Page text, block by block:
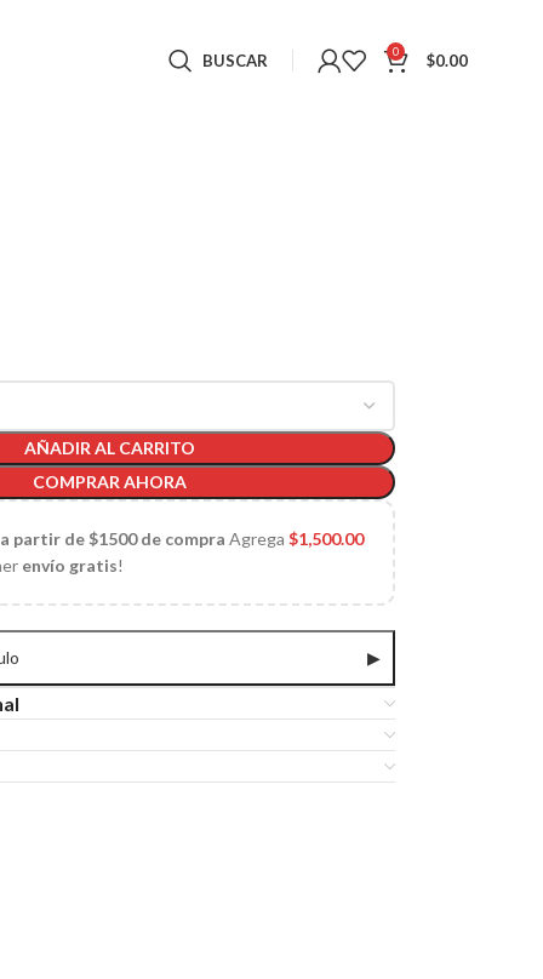
BUSCAR 0 $0.00
AÑADIR AL CARRITO
COMPRAR AHORA
partir de $1500 de compra Agrega$1,500.00
envío gratis!
▶